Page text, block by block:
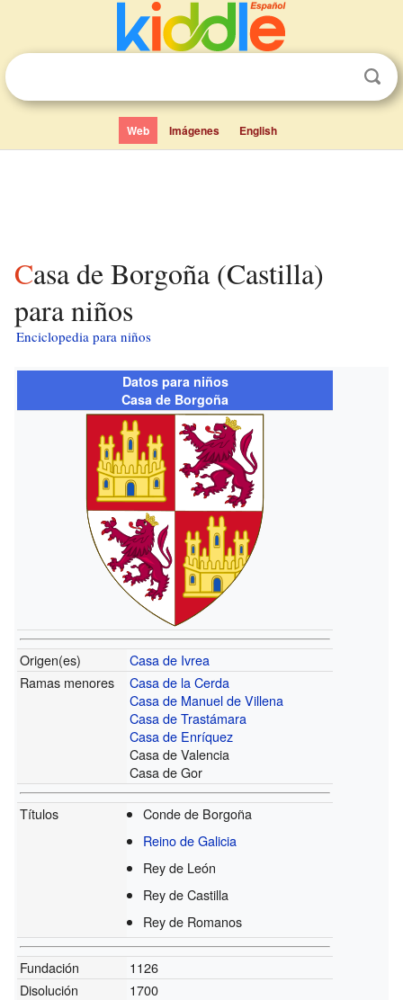
Web Imágenes English
Casa de Borgoña (Castilla)
para niños
Enciclopedia para niños
Datos para niños
Casa de Borgoña
Origen(es)
Casa de Ivrea
Ramas menores
Casa de la Cerda
Casa de Manuel de Villena
Casa de Trastámara
Casa de Enríquez
Casa de Valencia
Casa de Gor
Títulos
Conde de Borgoña
Reino de Galicia
Rey de León
Rey de Castilla
Rey de Romanos
Fundación
1126
Disolución
1700